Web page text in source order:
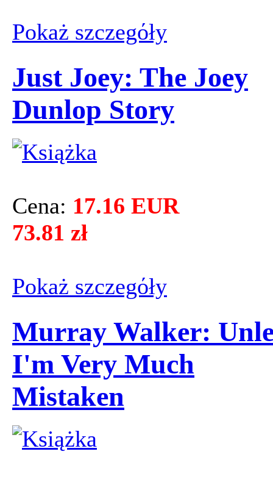
Pokaż szczegόły
Just Joey: The Joey
Dunlop Story
Cena: 17.16 EUR
73.81 zł
Pokaż szczegόły
Murray Walker:
I'm Very Much
Mistaken